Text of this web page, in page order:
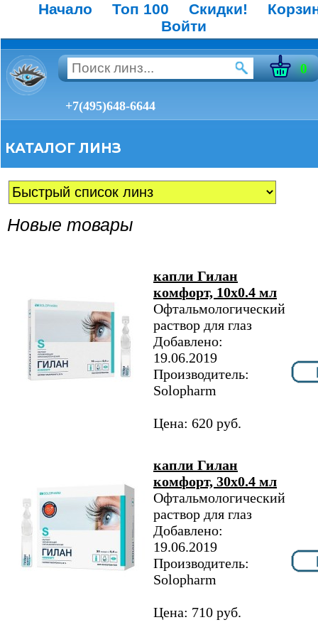
Начало Топ 100 Скидки!
Войти
0
+7(495)648-6644
КАТАЛОГ ЛИНЗ
Новые товары
капли Гилан
комфорт, 10х0.4 мл
Офтальмологический
раствор для глаз
Добавлено:
19.06.2019
Производитель:
Solopharm
Цена: 620 руб.
капли Гилан
комфорт, 30х0.4 мл
Офтальмологический
раствор для глаз
Добавлено:
19.06.2019
Производитель:
Solopharm
Цена: 710 руб.